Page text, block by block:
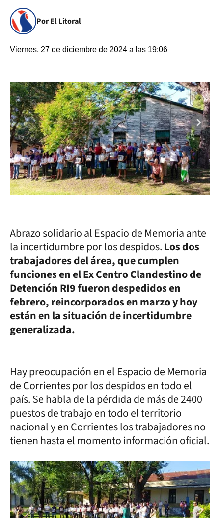
Por El Litoral
Viernes, 27 de diciembre de 2024 a las 19:06
Abrazo solidario al Espacio de Memoria ante
la incertidumbre por los despidos.Los dos
trabajadores del área, que cumplen
funciones en el Ex Centro Clandestino de
Detención RI9 fueron despedidos en
febrero, reincorporados en marzo y hoy
están en la situación de incertidumbre
generalizada.
Hay preocupación en el Espacio de Memoria
de Corrientes por los despidos en todo el
país. Se habla de la pérdida de más de 2400
puestos de trabajo en todo el territorio
nacional y en Corrientes los trabajadores no
tienen hasta el momento información oficial.